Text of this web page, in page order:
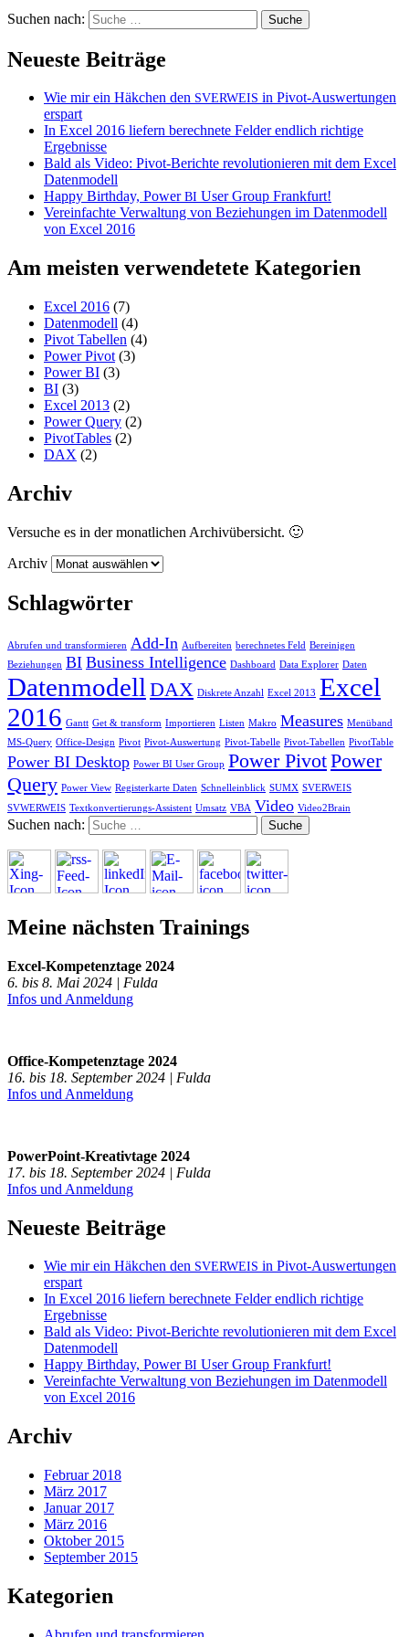
Suchen nach:
Neueste Beiträge
Wie mir ein Häkchen den SVERWEIS in Pivot-Auswertungen
erspart
In Excel 2016 liefern berechnete Felder endlich richtige
Ergebnisse
Bald als Video: Pivot-Berichte revolutionieren mit dem Excel
Datenmodell
Happy Birthday, PowerBI User Group Frankfurt!
Vereinfachte Verwaltung von Beziehungen im Datenmodell
von Excel 2016
Am meisten verwendetete Kategorien
Excel 2016 (7)
Datenmodell (4)
Pivot Tabellen (4)
Power Pivot (3)
Power BI (3)
BI (3)
Excel 2013 (2)
Power Query (2)
PivotTables (2)
DAX (2)
Archiv
Versuche es in der monatlichen Archivübersicht. 🙂
Archiv
Schlagwörter
Abrufen und transformieren Add-In Aufbereiten berechnetes Feld Bereinigen
Beziehungen BI Business Intelligence Dashboard Data Explorer Daten
Datenmodell DAX Diskrete Anzahl Excel 2013 Excel
2016 Gantt Get & transform Importieren Listen Makro Measures Menüband
MS-Query Office-Design Pivot Pivot-Auswertung Pivot-Tabelle Pivot-Tabellen PivotTable
Power BI Desktop Power BI User Group Power PivotPower
Query Power View Registerkarte Daten Schnelleinblick SUMX SVERWEIS
SVWERWEIS Textkonvertierungs-Assistent Umsatz VBA Video Video2Brain
Suchen nach:
Meine nächsten Trainings
Excel-Kompetenztage 2024
6. bis 8. Mai 2024 | Fulda
Infos und Anmeldung
Office-Kompetenztage 2024
16. bis 18. September 2024 | Fulda
Infos und Anmeldung
PowerPoint-Kreativtage 2024
17. bis 18. September 2024 | Fulda
Infos und Anmeldung
Neueste Beiträge
Wie mir ein Häkchen den SVERWEIS in Pivot-Auswertungen
erspart
In Excel 2016 liefern berechnete Felder endlich richtige
Ergebnisse
Bald als Video: Pivot-Berichte revolutionieren mit dem Excel
Datenmodell
Happy Birthday, PowerBI User Group Frankfurt!
Vereinfachte Verwaltung von Beziehungen im Datenmodell
von Excel 2016
Archiv
Februar 2018
März 2017
Januar 2017
März 2016
Oktober 2015
September 2015
Kategorien